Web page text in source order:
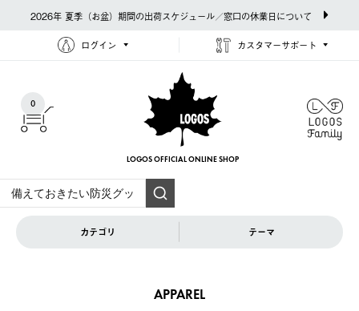
2026年 夏季（お盆）期間の出荷スケジュール／窓口の休業日について
ログイン カスタマーサポート
0
LOGOS OFFICIAL ONLINE SHOP
カテゴリ テーマ
APPAREL